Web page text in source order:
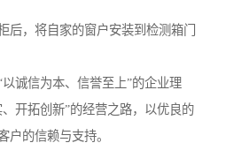
后，将自家的窗户安装到检测箱门
诚信为本、信誉至上”的企业理
开拓创新”的经营之路，以优良的
户的信赖与支持。